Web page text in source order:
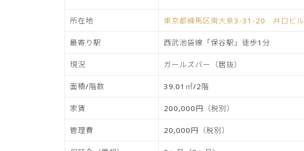
所在地 東京都練馬区南大泉3-31-20 井口ビル
最寄り駅 西武池袋線「保谷駅」徒歩1分
現況 ガールズバー（居抜）
面積/階数 39.01㎡/2階
家賃 200,000円（税別）
管理費 20,000円（税別）